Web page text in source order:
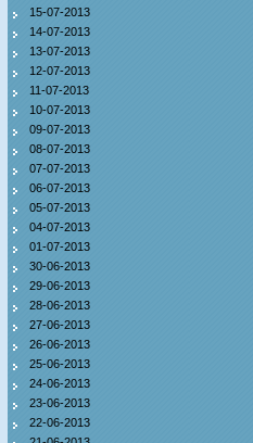
15-07-2013
14-07-2013
13-07-2013
12-07-2013
11-07-2013
10-07-2013
09-07-2013
08-07-2013
07-07-2013
06-07-2013
05-07-2013
04-07-2013
01-07-2013
30-06-2013
29-06-2013
28-06-2013
27-06-2013
26-06-2013
25-06-2013
24-06-2013
23-06-2013
22-06-2013